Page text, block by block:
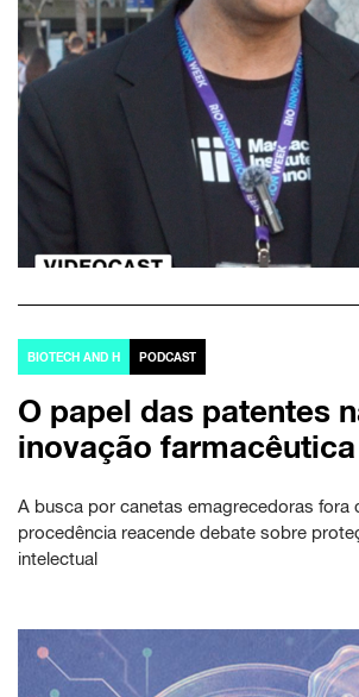
BIOTECH AND H PODCAST
O papel das patentes
inovação farmacêutica
A busca por canetas emagrecedoras fora
procedência reacende debate sobre
intelectual